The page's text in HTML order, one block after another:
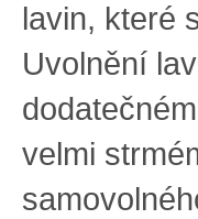
lavin, které
Uvolnění
velmi